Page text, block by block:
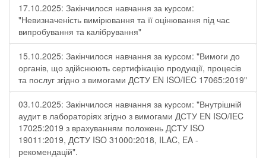
17.10.2025: Закінчилося навчання за курсом:
"Невизначеність вимірювання та її оцінювання під час
випробування та калібрування"
15.10.2025: Закінчилося навчання за курсом: "Вимоги до
органів, що здійснюють сертифікацію продукції, процесів
та послуг згідно з вимогами ДСТУ EN ISO/IEC 17065:2019"
03.10.2025: Закінчилося навчання за курсом: "Внутрішній
аудит в лабораторіях згідно з вимогами ДСТУ EN ISO/IEC
17025:2019 з врахуванням положень ДСТУ ISO
19011:2019, ДСТУ ISO 31000:2018, ILAC, EA -
рекомендацій".